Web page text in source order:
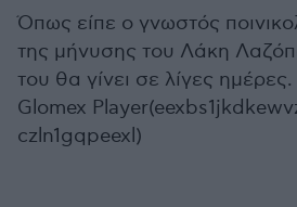
Όπως είπε ο γνωστός
της μήνυσης του Λάκη
του θα γίνει σε λίγες ημέρες.
Glomex
czln1gqpeexl)